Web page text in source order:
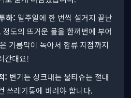
하: 일주일에 한 번씩 설거지 끝난
도의 뜨거운 물을 한꺼번에 부어
기름막이 녹아서 합류 지점까지
간대요!
: 변기든 싱크대든 물티슈는 절대
쓰레기통에 버려야 합니다.